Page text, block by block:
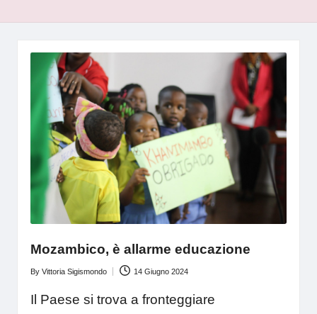
Mozambico, è allarme educazione
Posted
By Vittoria Sigismondo 14 Giugno 2024
Il Paese si trova a fronteggiare